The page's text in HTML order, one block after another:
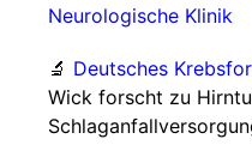
Neurologische Klinik
🔬 Deutsches
Wick forscht zu